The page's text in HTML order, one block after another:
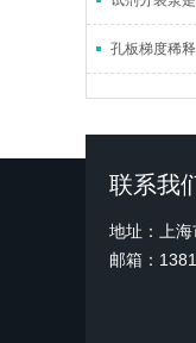
联系我
地址：上
邮箱：